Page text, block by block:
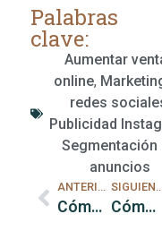
Palabras
clave:
Aumentar
online,
redes
Publicidad
Segmentación
anuncios
Cómo interactuar con seguidores en Instagram para aumentar las ventas Cómo usar testimonios en Instagram para aumentar las ventas